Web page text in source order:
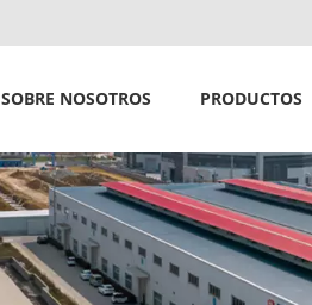
SOBRE NOSOTROS PRODUCTOS